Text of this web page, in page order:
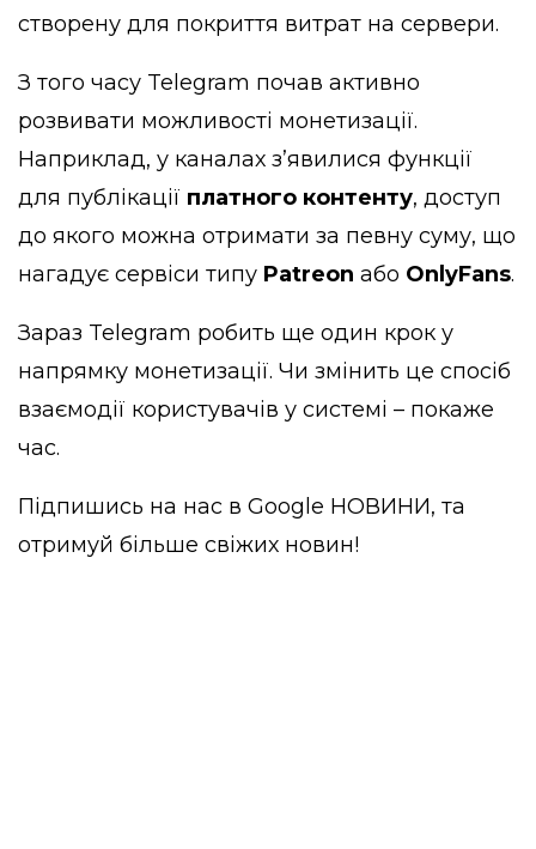
створену для покриття витрат на сервери.
З того часу Telegram почав активно
розвивати можливості монетизації.
Наприклад, у каналах з’явилися функції
для публікації платного контенту, доступ
до якого можна отримати за певну суму, що
нагадує сервіси типу Patreon або OnlyFans.
Зараз Telegram робить ще один крок у
напрямку монетизації. Чи змінить це спосіб
взаємодії користувачів у системі – покаже
час.
Підпишись на нас в Google НОВИНИ, та
отримуй більше свіжих новин!